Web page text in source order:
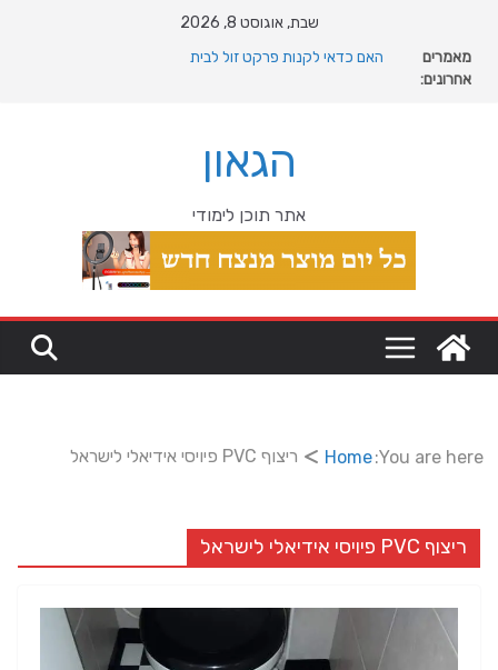
content
שבת, אוגוסט 8, 2026
מאמרים
אחרונים:
לאינטרסים גיאופוליטיים עולמיים
המדריך המלא להתקנת פרקט פי וי סי במבני מסחר ומגורים
הגאון
אתר תוכן לימודי
You are here:
Home ריצוף PVC פיויסי אידיאלי לישראל
ריצוף PVC פיויסי אידיאלי לישראל